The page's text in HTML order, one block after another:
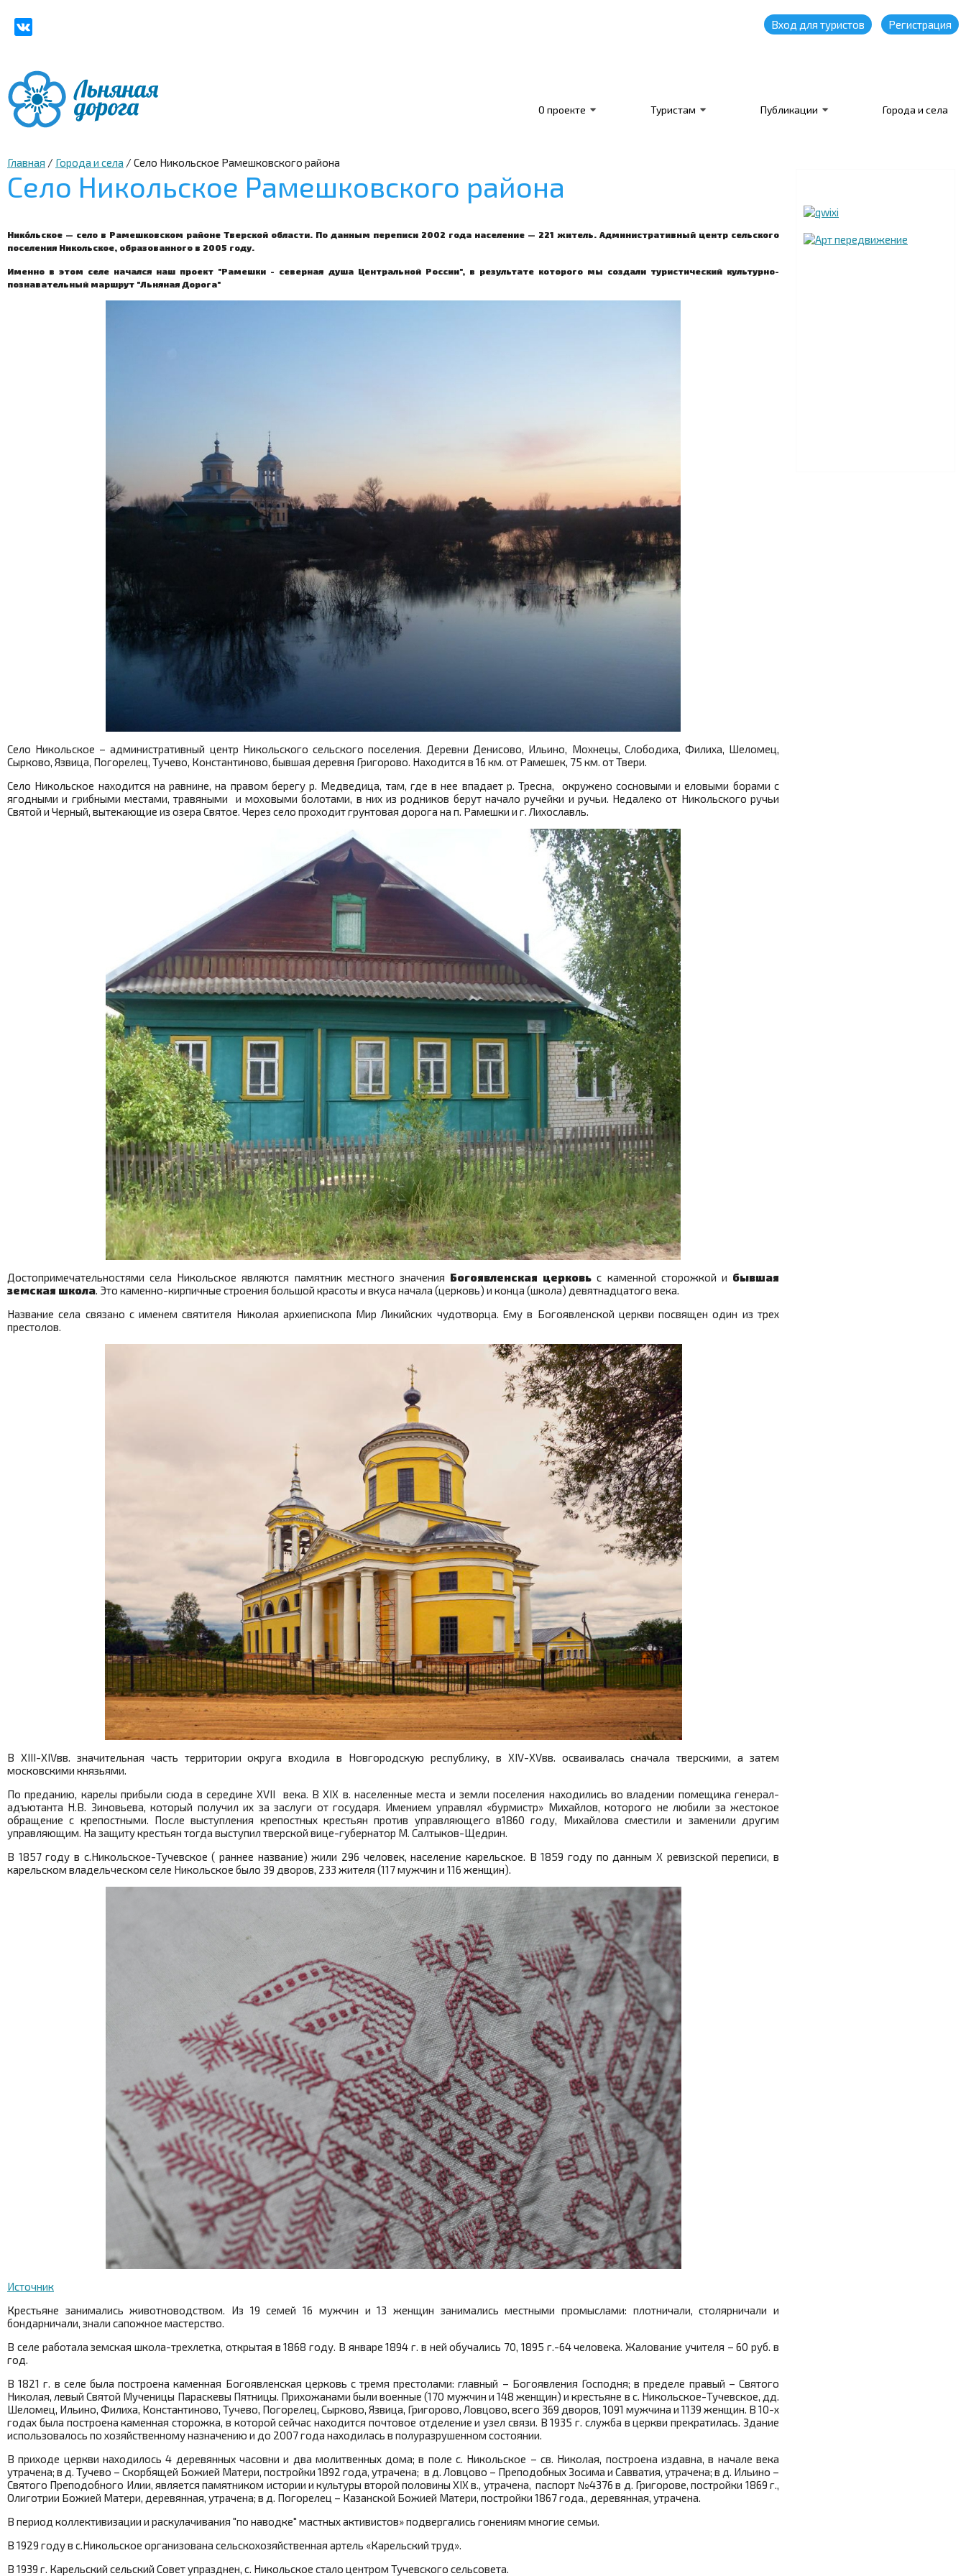
Вход для туристов Регистрация
О проекте Туристам Публикации Города и села
Главная / Города и села /Село Никольское Рамешковского района
Село Никольское Рамешковского района
Нико́льское — село в Рамешковском районе Тверской области. По данным переписи 2002 года население — 221 житель. Административный центр сельского
поселения Никольское, образованного в 2005 году.
Именно в этом селе начался наш проект "Рамешки - северная душа Центральной России", в результате которого мы создали туристический культурно-
познавательный маршрут "Льняная Дорога"
Село Никольское – административный центр Никольского сельского поселения. Деревни Денисово, Ильино, Мохнецы, Слободиха, Филиха, Шеломец,
Сырково, Язвица, Погорелец, Тучево, Константиново, бывшая деревня Григорово. Находится в 16 км. от Рамешек, 75 км. от Твери.
Село Никольское находится на равнине, на правом берегу р. Медведица, там, где в нее впадает р. Тресна, окружено сосновыми и еловыми борами с
ягодными и грибными местами, травяными и моховыми болотами, в них из родников берут начало ручейки и ручьи. Недалеко от Никольского ручьи
Святой и Черный, вытекающие из озера Святое. Через село проходит грунтовая дорога на п. Рамешки и г. Лихославль.
Достопримечательностями села Никольское являются памятник местного значения Богоявленская церковь с каменной сторожкой и бывшая
земская школа. Это каменно-кирпичные строения большой красоты и вкуса начала (церковь) и конца (школа) девятнадцатого века.
Название села связано с именем святителя Николая архиепископа Мир Ликийских чудотворца. Ему в Богоявленской церкви посвящен один из трех
престолов.
В XIII-XIVвв. значительная часть территории округа входила в Новгородскую республику, в XIV-XVвв. осваивалась сначала тверскими, а затем
московскими князьями.
По преданию, карелы прибыли сюда в середине XVII века. В XIX в. населенные места и земли поселения находились во владении помещика генерал-
адъютанта Н.В. Зиновьева, который получил их за заслуги от государя. Имением управлял «бурмистр» Михайлов, которого не любили за жестокое
обращение с крепостными. После выступления крепостных крестьян против управляющего в1860 году, Михайлова сместили и заменили другим
управляющим. На защиту крестьян тогда выступил тверской вице-губернатор М. Салтыков-Щедрин.
В 1857 году в с.Никольское-Тучевское ( раннее название) жили 296 человек, население карельское. В 1859 году по данным X ревизской переписи, в
карельском владельческом селе Никольское было 39 дворов, 233 жителя (117 мужчин и 116 женщин).
Источник
Крестьяне занимались животноводством. Из 19 семей 16 мужчин и 13 женщин занимались местными промыслами: плотничали, столярничали и
бондарничали, знали сапожное мастерство.
В селе работала земская школа-трехлетка, открытая в 1868 году. В январе 1894 г. в ней обучались 70, 1895 г.-64 человека. Жалование учителя – 60 руб. в
год.
В 1821 г. в селе была построена каменная Богоявленская церковь с тремя престолами: главный – Богоявления Господня; в пределе правый – Святого
Николая, левый Святой Мученицы Параскевы Пятницы. Прихожанами были военные (170 мужчин и 148 женщин) и крестьяне в с. Никольское-Тучевское, дд.
Шеломец, Ильино, Филиха, Константиново, Тучево, Погорелец, Сырково, Язвица, Григорово, Ловцово, всего 369 дворов, 1091 мужчина и 1139 женщин. В 10-х
годах была построена каменная сторожка, в которой сейчас находится почтовое отделение и узел связи. В 1935 г. служба в церкви прекратилась. Здание
использовалось по хозяйственному назначению и до 2007 года находилась в полуразрушенном состоянии.
В приходе церкви находилось 4 деревянных часовни и два молитвенных дома; в поле с. Никольское – св. Николая, построена издавна, в начале века
утрачена; в д. Тучево – Скорбящей Божией Матери, постройки 1892 года, утрачена; в д. Ловцово – Преподобных Зосима и Савватия, утрачена; в д. Ильино –
Святого Преподобного Илии, является памятником истории и культуры второй половины XIX в., утрачена, паспорт №4376 в д. Григорове, постройки 1869 г.,
Олиготрии Божией Матери, деревянная, утрачена; в д. Погорелец – Казанской Божией Матери, постройки 1867 года., деревянная, утрачена.
В период коллективизации и раскулачивания "по наводке" мастных активистов» подвергались гонениям многие семьи.
В 1929 году в с.Никольское организована сельскохозяйственная артель «Карельский труд».
В 1939 г. Карельский сельский Совет упразднен, с. Никольское стало центром Тучевского сельсовета.